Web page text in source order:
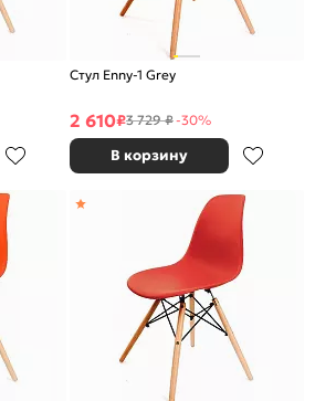
Стул Enny-1 Grey
2 610₽3 729 ₽-30%
В корзину